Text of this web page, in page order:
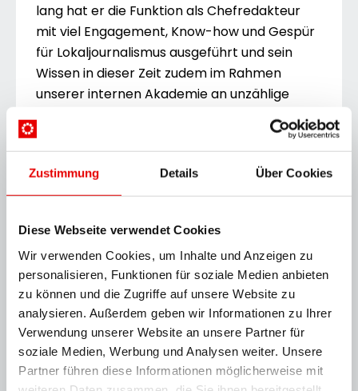
Zustimmung Details Über Cookies
Diese Webseite verwendet Cookies
Wir verwenden Cookies, um Inhalte und Anzeigen zu
personalisieren, Funktionen für soziale Medien anbieten
zu können und die Zugriffe auf unsere Website zu
analysieren. Außerdem geben wir Informationen zu Ihrer
Verwendung unserer Website an unsere Partner für
soziale Medien, Werbung und Analysen weiter. Unsere
Partner führen diese Informationen möglicherweise mit
lang hat er die Funktion als Chefredakteur
mit viel Engagement, Know-how und Gespür
für Lokaljournalismus ausgeführt und sein
Wissen in dieser Zeit zudem im Rahmen
unserer internen Akademie an unzählige
junge Kolleginnen und Kollegen
weitergegeben. Wir bedanken uns bei ihm für
sein langjähriges Engagement im
Unternehmen.”
Chefredakteur der RegionalMedien
Burgenland und in dieser Funktionseit 2019
für die Unternehmensgruppe im Presserat
aktiv. Seit 2011 ist er zudem Prokurist der
Bezirksblätter Burgenland Verlag GmbH. In
seiner journalistischen Laufbahn war
Christian Uchann zuvor als leitender
Redakteur bei „täglich Alles” und der